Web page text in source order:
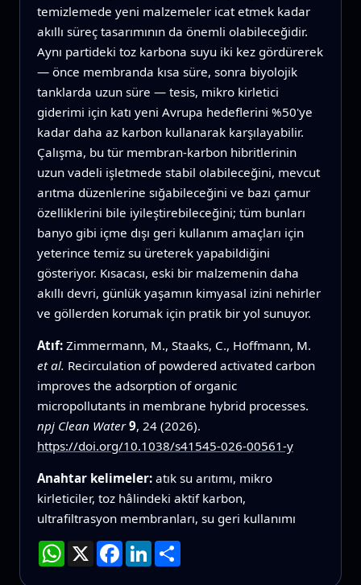
temizlemede yeni malzemeler icat etmek kadar
akıllı süreç tasarımının da önemli olabileceğidir.
Aynı partideki toz karbona suyu iki kez gördürerek
— önce membranda kısa süre, sonra biyolojik
tanklarda uzun süre — tesis, mikro kirletici
giderimi için katı yeni Avrupa hedeflerini %50'ye
kadar daha az karbon kullanarak karşılayabilir.
Çalışma, bu tür membran-karbon hibritlerinin
uzun vadeli işletmede stabil olabileceğini, mevcut
arıtma düzenlerine sığabileceğini ve bazı çamur
özelliklerini bile iyileştirebileceğini; tüm bunları
banyo gibi içme dışı geri kullanım amaçları için
yeterince temiz su üreterek yapabildiğini
gösteriyor. Kısacası, eski bir malzemenin daha
akıllı devri, günlük yaşamın kimyasal izini nehirler
ve göllerden korumak için pratik bir yol sunuyor.
Atıf: Zimmermann, M., Staaks, C., Hoffmann, M.
et al. Recirculation of powdered activated carbon
improves the adsorption of organic
micropollutants in membrane hybrid processes.
npj Clean Water 9, 24 (2026).
https://doi.org/10.1038/s41545-026-00561-y
Anahtar kelimeler: atık su arıtımı, mikro
kirleticiler, toz hâlindeki aktif karbon,
ultrafiltrasyon membranları, su geri kullanımı
WhatsApp
X Facebook
LinkedInPaylaş